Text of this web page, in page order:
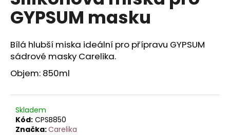
0,0
z
hvězdiček.
GYPSUM masku
Bílá hlubší miska ideální pro přípravu GYPSUM
sádrové masky Carelika.
Objem: 850ml
Skladem
Kód: CPSB850
Značka:Carelika
a
j
í
t
?